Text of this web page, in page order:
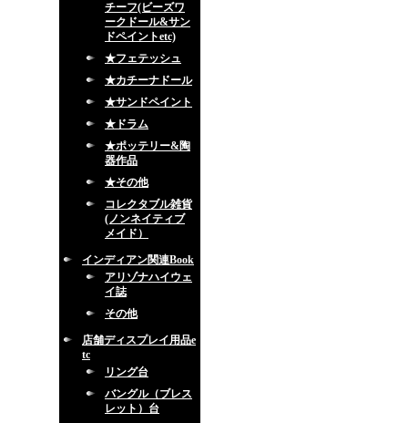
チーフ(ビーズワ
ークドール&サン
ドペイントetc)
★フェテッシュ
★カチーナドール
★サンドペイント
★ドラム
★ポッテリー&陶
器作品
★その他
コレクタブル雑貨
(ノンネイティブ
メイド）
インディアン関連Book
アリゾナハイウェ
イ誌
その他
店舗ディスプレイ用品e
tc
リング台
バングル（ブレス
レット）台